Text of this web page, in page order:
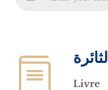
Livre